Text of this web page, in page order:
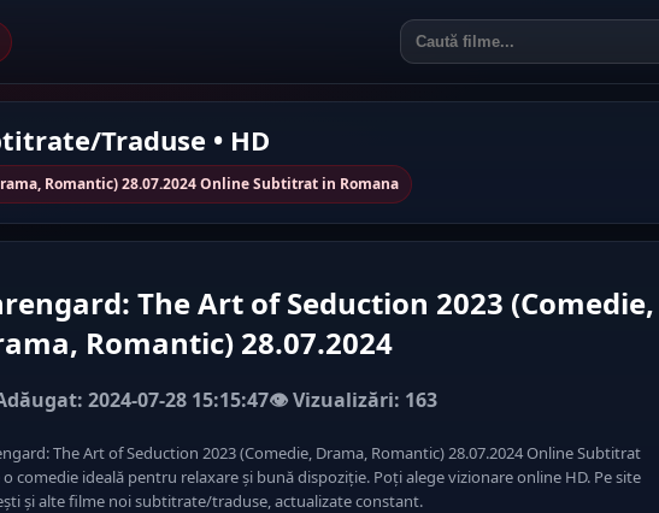
Traduse • HD
Romantic) 28.07.2024 Online Subtitrat in Romana
The Art of Seduction 2023 (Comedie,
Romantic) 28.07.2024
2024-07-28 15:15:47👁️ Vizualizări: 163
The Art of Seduction 2023 (Comedie, Drama, Romantic) 28.07.2024 Online Subtitrat
o comedie ideală pentru relaxare și bună dispoziție. Poți alege vizionare online HD. Pe site
și alte filme noi subtitrate/traduse, actualizate constant.